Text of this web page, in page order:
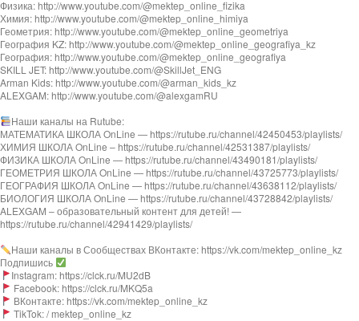
Физика: http://www.youtube.com/@mektep_online_fizika
Химия: http://www.youtube.com/@mektep_online_himiya
Геометрия: http://www.youtube.com/@mektep_online_geometriya
География KZ: http://www.youtube.com/@mektep_online_geografiya_kz
География: http://www.youtube.com/@mektep_online_geografiya
SKILL JET: http://www.youtube.com/@SkillJet_ENG
Arman Kids: http://www.youtube.com/@arman_kids_kz
ALEXGAM: http://www.youtube.com/@alexgamRU
Наши каналы на Rutube:
МАТЕМАТИКА ШКОЛА OnLine — https://rutube.ru/channel/42450453/playlists/
ХИМИЯ ШКОЛА OnLine – https://rutube.ru/channel/42531387/playlists/
ФИЗИКА ШКОЛА OnLine — https://rutube.ru/channel/43490181/playlists/
ГЕОМЕТРИЯ ШКОЛА OnLine — https://rutube.ru/channel/43725773/playlists/
ГЕОГРАФИЯ ШКОЛА OnLine — https://rutube.ru/channel/43638112/playlists/
БИОЛОГИЯ ШКОЛА OnLine — https://rutube.ru/channel/43728842/playlists/
ALEXGAM – образовательный контент для детей! —
https://rutube.ru/channel/42941429/playlists/
Наши каналы в Сообществах ВКонтакте: https://vk.com/mektep_online_kz
Подпишись
Instagram: https://clck.ru/MU2dB
Facebook: https://clck.ru/MKQ5a
ВКонтакте: https://vk.com/mektep_online_kz
TikTok: / mektep_online_kz